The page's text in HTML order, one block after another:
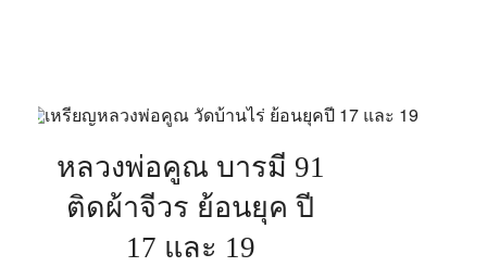
หลวงพ่อคูณ บารมี 91
ติดผ้าจีวร ย้อนยุค ปี
17 และ 19